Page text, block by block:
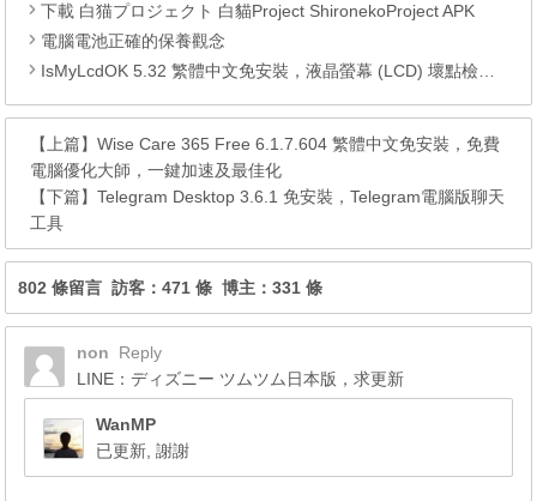
下載 白猫プロジェクト 白貓Project ShironekoProject APK
電腦電池正確的保養觀念
IsMyLcdOK 5.32 繁體中文免安裝，液晶螢幕 (LCD) 壞點檢測工具
【上篇】Wise Care 365 Free 6.1.7.604 繁體中文免安裝，免費
電腦優化大師，一鍵加速及最佳化
【下篇】Telegram Desktop 3.6.1 免安裝，Telegram電腦版聊天
工具
802 條留言 訪客：471 條 博主：331 條
non
Reply
LINE：ディズニー ツムツム日本版，求更新
WanMP
已更新, 謝謝